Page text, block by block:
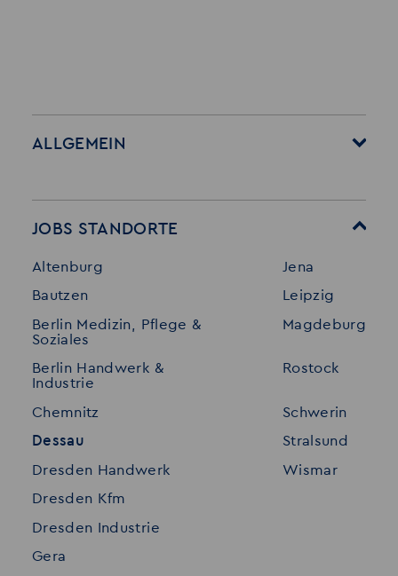
ALLGEMEIN
Für Bewerber
Stellenangebote
Initiativ bewerben
Merkzettel
Standorte
Referenzen
Interne Jobs
Datenschutz
Impressum
JOBS STANDORTE
Altenburg
Bautzen
Berlin Medizin, Pflege &
Soziales
Berlin Handwerk &
Industrie
Chemnitz
Dessau
Dresden Handwerk
Dresden Kfm
Dresden Industrie
Gera
Jena
Leipzig
Magdeburg
Rostock
Schwerin
Stralsund
Wismar